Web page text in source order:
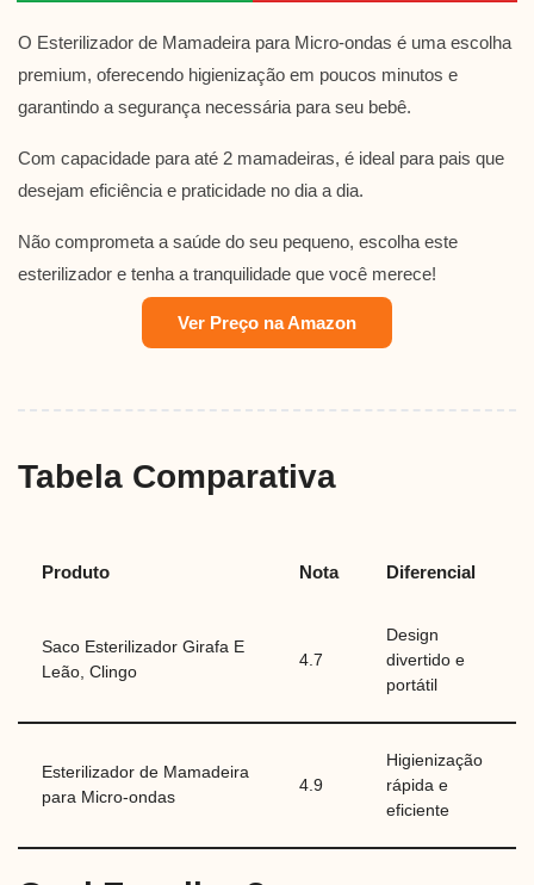
O Esterilizador de Mamadeira para Micro-ondas é uma escolha
premium, oferecendo higienização em poucos minutos e
garantindo a segurança necessária para seu bebê.
Com capacidade para até 2 mamadeiras, é ideal para pais que
desejam eficiência e praticidade no dia a dia.
Não comprometa a saúde do seu pequeno, escolha este
esterilizador e tenha a tranquilidade que você merece!
Ver Preço na Amazon
Tabela Comparativa
Produto Nota Diferencial
Saco Esterilizador Girafa E
Leão, Clingo
4.7
Design
divertido e
portátil
Esterilizador de Mamadeira
para Micro-ondas
4.9
Higienização
rápida e
eficiente